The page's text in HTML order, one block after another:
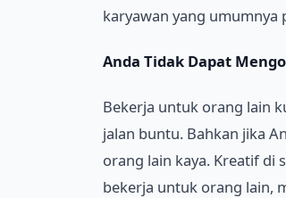
karyawan yang umumnya
Anda Tidak Dapat
Bekerja untuk orang lain
jalan buntu. Bahkan jika
orang lain kaya. Kreatif di
bekerja untuk orang lain,